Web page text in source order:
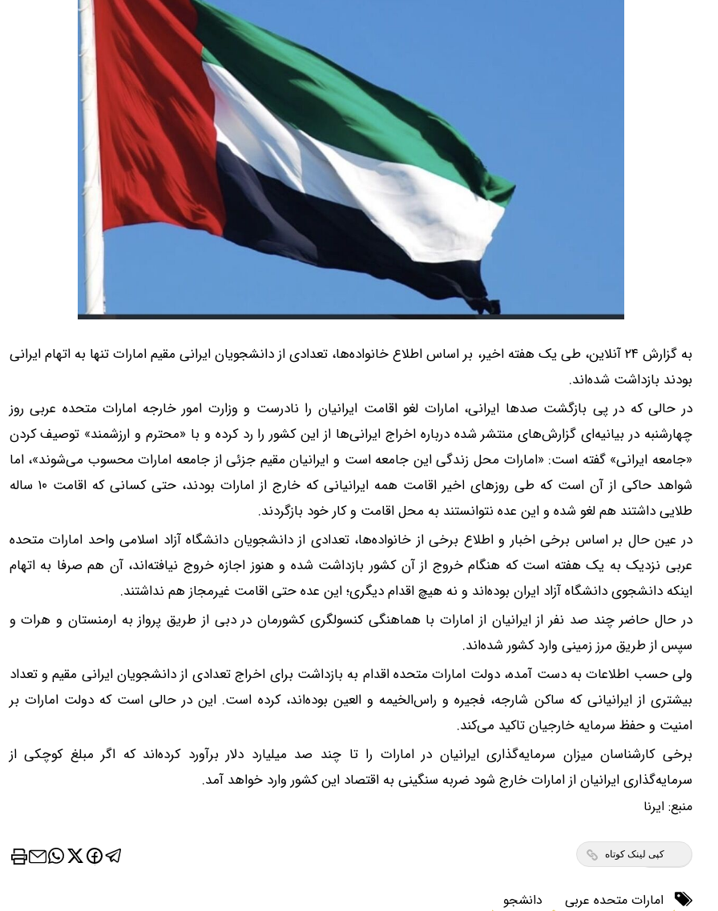
به گزارش ۲۴ آنلاین، طی یک هفته اخیر، بر اساس اطلاع خانواده‌ها، تعدادی از دانشجویان ایرانی مقیم امارات تنها به اتهام ایرانی
بودند بازداشت شده‌اند.
در حالی که در پی بازگشت صدها ایرانی، امارات لغو اقامت ایرانیان را نادرست و وزارت امور خارجه امارات متحده عربی روز
چهارشنبه در بیانیه‌ای گزارش‌های منتشر شده درباره اخراج ایرانی‌ها از این کشور را رد کرده و با «محترم و ارزشمند» توصیف کردن
«جامعه ایرانی» گفته است: «امارات محل زندگی این جامعه است و ایرانیان مقیم جزئی از جامعه امارات محسوب می‌شوند»، اما
شواهد حاکی از آن است که طی روزهای اخیر اقامت همه ایرانیانی که خارج از امارات بودند، حتی کسانی که اقامت ۱۰ ساله
طلایی داشتند هم لغو شده و این عده نتوانستند به محل اقامت و کار خود بازگردند.
در عین حال بر اساس برخی اخبار و اطلاع برخی از خانواده‌ها، تعدادی از دانشجویان دانشگاه آزاد اسلامی واحد امارات متحده
عربی نزدیک به یک هفته است که هنگام خروج از آن کشور بازداشت شده و هنوز اجازه خروج نیافته‌اند، آن هم صرفا به اتهام
اینکه دانشجوی دانشگاه آزاد ایران بوده‌اند و نه هیچ اقدام دیگری؛ این عده حتی اقامت غیرمجاز هم نداشتند.
در حال حاضر چند صد نفر از ایرانیان از امارات با هماهنگی کنسولگری کشورمان در دبی از طریق پرواز به ارمنستان و هرات و
سپس از طریق مرز زمینی وارد کشور شده‌اند.
ولی حسب اطلاعات به دست آمده، دولت امارات متحده اقدام به بازداشت برای اخراج تعدادی از دانشجویان ایرانی مقیم و تعداد
بیشتری از ایرانیانی که ساکن شارجه، فجیره و راس‌الخیمه و العین بوده‌اند، کرده است. این در حالی است که دولت امارات بر
امنیت و حفظ سرمایه خارجیان تاکید می‌کند.
برخی کارشناسان میزان سرمایه‌گذاری ایرانیان در امارات را تا چند صد میلیارد دلار برآورد کرده‌اند که اگر مبلغ کوچکی از
سرمایه‌گذاری ایرانیان از امارات خارج شود ضربه سنگینی به اقتصاد این کشور وارد خواهد آمد.
منبع: ایرنا
کپی لینک کوتاه
امارات متحده عربی دانشجو